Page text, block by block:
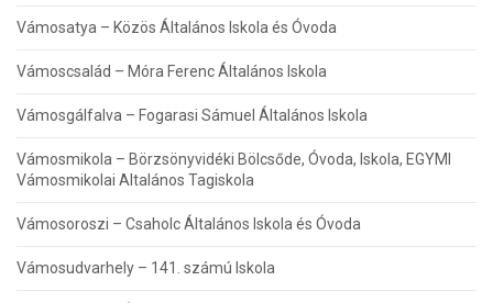
Vámosatya – Közös Általános Iskola és Óvoda
Vámoscsalád – Móra Ferenc Általános Iskola
Vámosgálfalva – Fogarasi Sámuel Általános Iskola
Vámosmikola – Börzsönyvidéki Bölcsőde, Óvoda, Iskola, EGYMI
Vámosmikolai Altalános Tagiskola
Vámosoroszi – Csaholc Általános Iskola és Óvoda
Vámosudvarhely – 141. számú Iskola